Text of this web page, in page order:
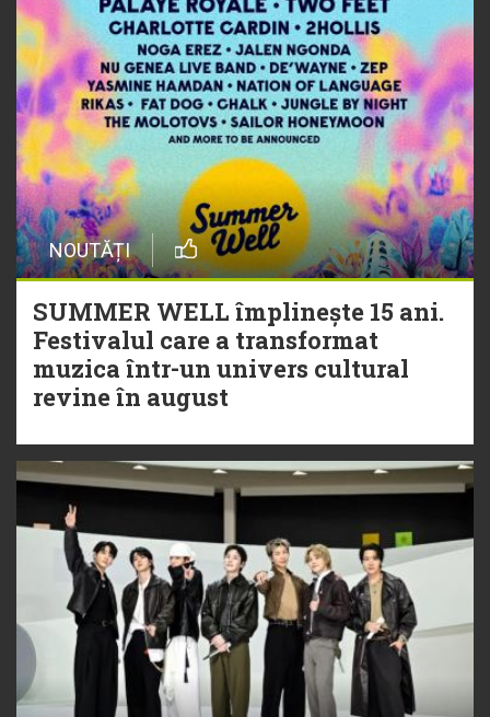
NOUTĂȚI
SUMMER WELL împlinește 15 ani.
Festivalul care a transformat
muzica într-un univers cultural
revine în august